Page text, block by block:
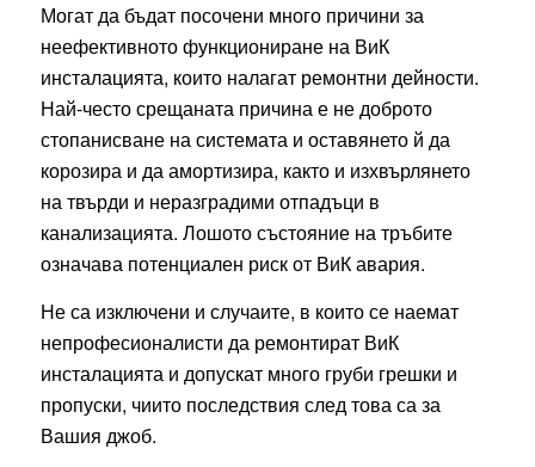
Могат да бъдат посочени много причини за
неефективното функциониране на ВиК
инсталацията, които налагат ремонтни дейности.
Най-често срещаната причина е не доброто
стопанисване на системата и оставянето й да
корозира и да амортизира, както и изхвърлянето
на твърди и неразградими отпадъци в
канализацията. Лошото състояние на тръбите
означава потенциален риск от ВиК авария.
Не са изключени и случаите, в които се наемат
непрофесионалисти да ремонтират ВиК
инсталацията и допускат много груби грешки и
пропуски, чиито последствия след това са за
Вашия джоб.